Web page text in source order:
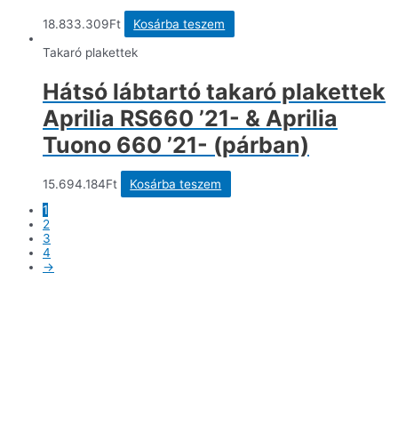
18.833.309Ft
Kosárba teszem
Takaró plakettek
Hátsó lábtartó takaró plakettek
Aprilia RS660 ’21- & Aprilia
Tuono 660 ’21- (párban)
15.694.184Ft
Kosárba teszem
1
2
3
4
→